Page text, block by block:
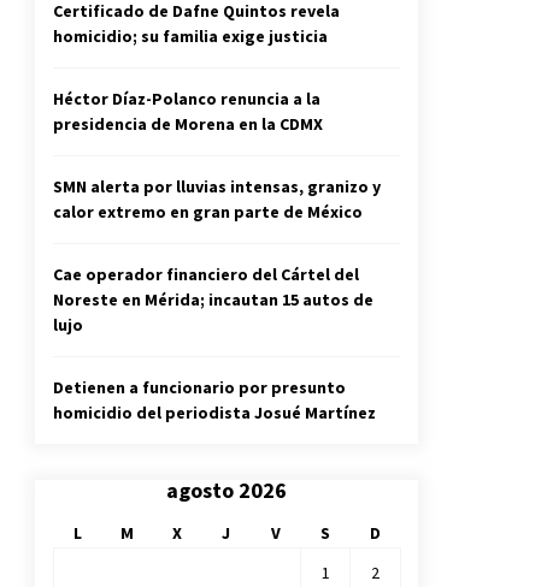
Certificado de Dafne Quintos revela
homicidio; su familia exige justicia
Héctor Díaz-Polanco renuncia a la
presidencia de Morena en la CDMX
SMN alerta por lluvias intensas, granizo y
calor extremo en gran parte de México
Cae operador financiero del Cártel del
Noreste en Mérida; incautan 15 autos de
lujo
Detienen a funcionario por presunto
homicidio del periodista Josué Martínez
agosto 2026
L M X J V S
D
1
2